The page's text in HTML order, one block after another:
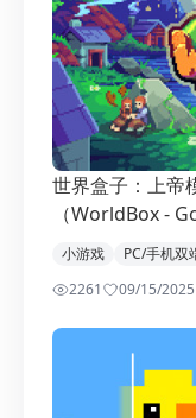
世界盒子：上帝
（WorldBox -
小游戏 PC/手机双
2261
09/15/2025